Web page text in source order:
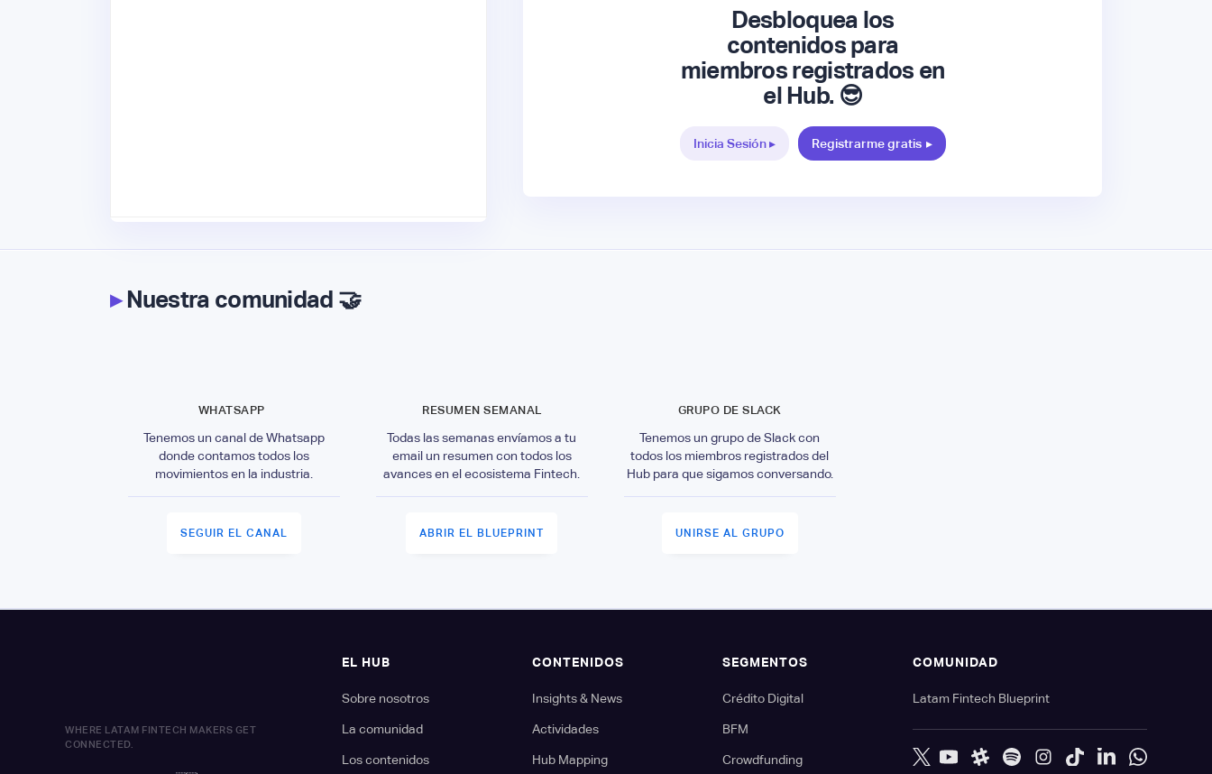
Desbloquea los
contenidos para
miembros registrados en
el Hub. 😎
Inicia Sesión ▸ Registrarme gratis ▸
▸Nuestra comunidad 🤝
WHATSAPP
Tenemos un canal de Whatsapp
donde contamos todos los
movimientos en la industria.
SEGUIR EL CANAL
RESUMEN SEMANAL
Todas las semanas envíamos a tu
email un resumen con todos los
avances en el ecosistema Fintech.
ABRIR EL BLUEPRINT
GRUPO DE SLACK
Tenemos un grupo de Slack con
todos los miembros registrados del
Hub para que sigamos conversando.
UNIRSE AL GRUPO
WHERE LATAM FINTECH MAKERS GET
CONNECTED.
EL HUB
Sobre nosotros
La comunidad
Los contenidos
CONTENIDOS
Insights & News
Actividades
Hub Mapping
SEGMENTOS
Crédito Digital
BFM
Crowdfunding
COMUNIDAD
Latam Fintech Blueprint